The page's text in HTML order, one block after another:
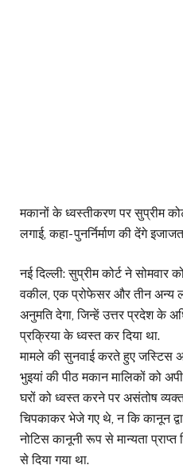
मकानों के ध्वस्तीकरण पर सुप्रीम
लगाई, कहा- पुनर्निर्माण की देंगे इजाजत
नई दिल्ली: सुप्रीम कोर्ट ने सोमवार
वकील, एक प्रोफेसर और तीन अन्य
अनुमति देगा, जिन्हें उत्तर प्रदेश के
प्रक्रिया के ध्वस्त कर दिया था.
मामले की सुनवाई करते हुए
भुइयां की पीठ मकान मालिकों को
घरों को ध्वस्त करने पर असंतोष
चिपकाकर भेजे गए थे, न कि कानून
नोटिस कानूनी रूप से मान्यता
से दिया गया था.